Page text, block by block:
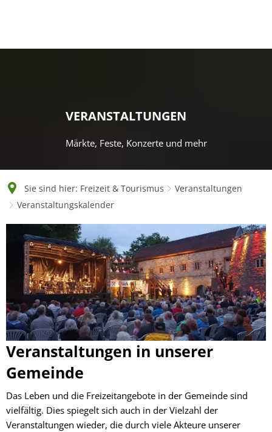
Deutsch
VERANSTALTUNGEN
Märkte, Feste, Konzerte und mehr
Sie sind hier: Freizeit & Tourismus
Veranstaltungen
Veranstaltungskalender
Veranstaltungskalender
Veranstaltungen in unserer
Gemeinde
Das Leben und die Freizeitangebote in der Gemeinde sind
vielfältig. Dies spiegelt sich auch in der Vielzahl der
Veranstaltungen wieder, die durch viele Akteure unserer